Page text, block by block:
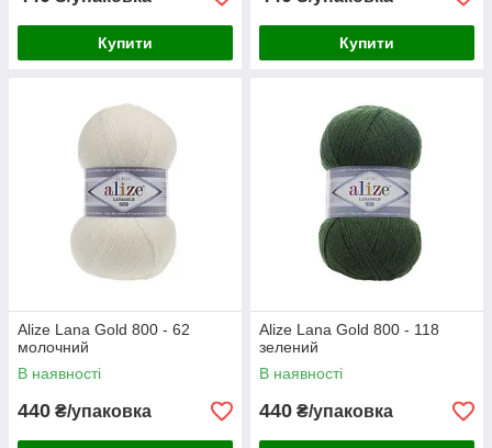
Купити Купити
Alize Lana Gold 800 - 62
молочний
В наявності
440 ₴/упаковка
Alize Lana Gold 800 - 118
зелений
В наявності
440 ₴/упаковка